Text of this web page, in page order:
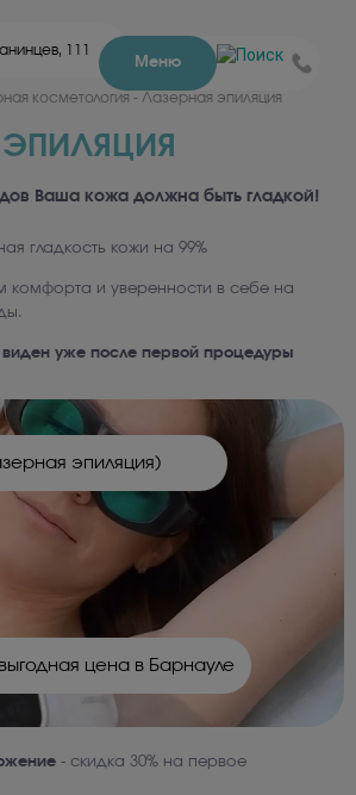
111
Меню
косметология - Лазерная эпиляция
Ваша кожа должна быть гладкой!
гладкость кожи на 99%
комфорта и уверенности в себе на
виден уже после первой процедуры
эпиляция)
цена в Барнауле
- скидка 30% на первое